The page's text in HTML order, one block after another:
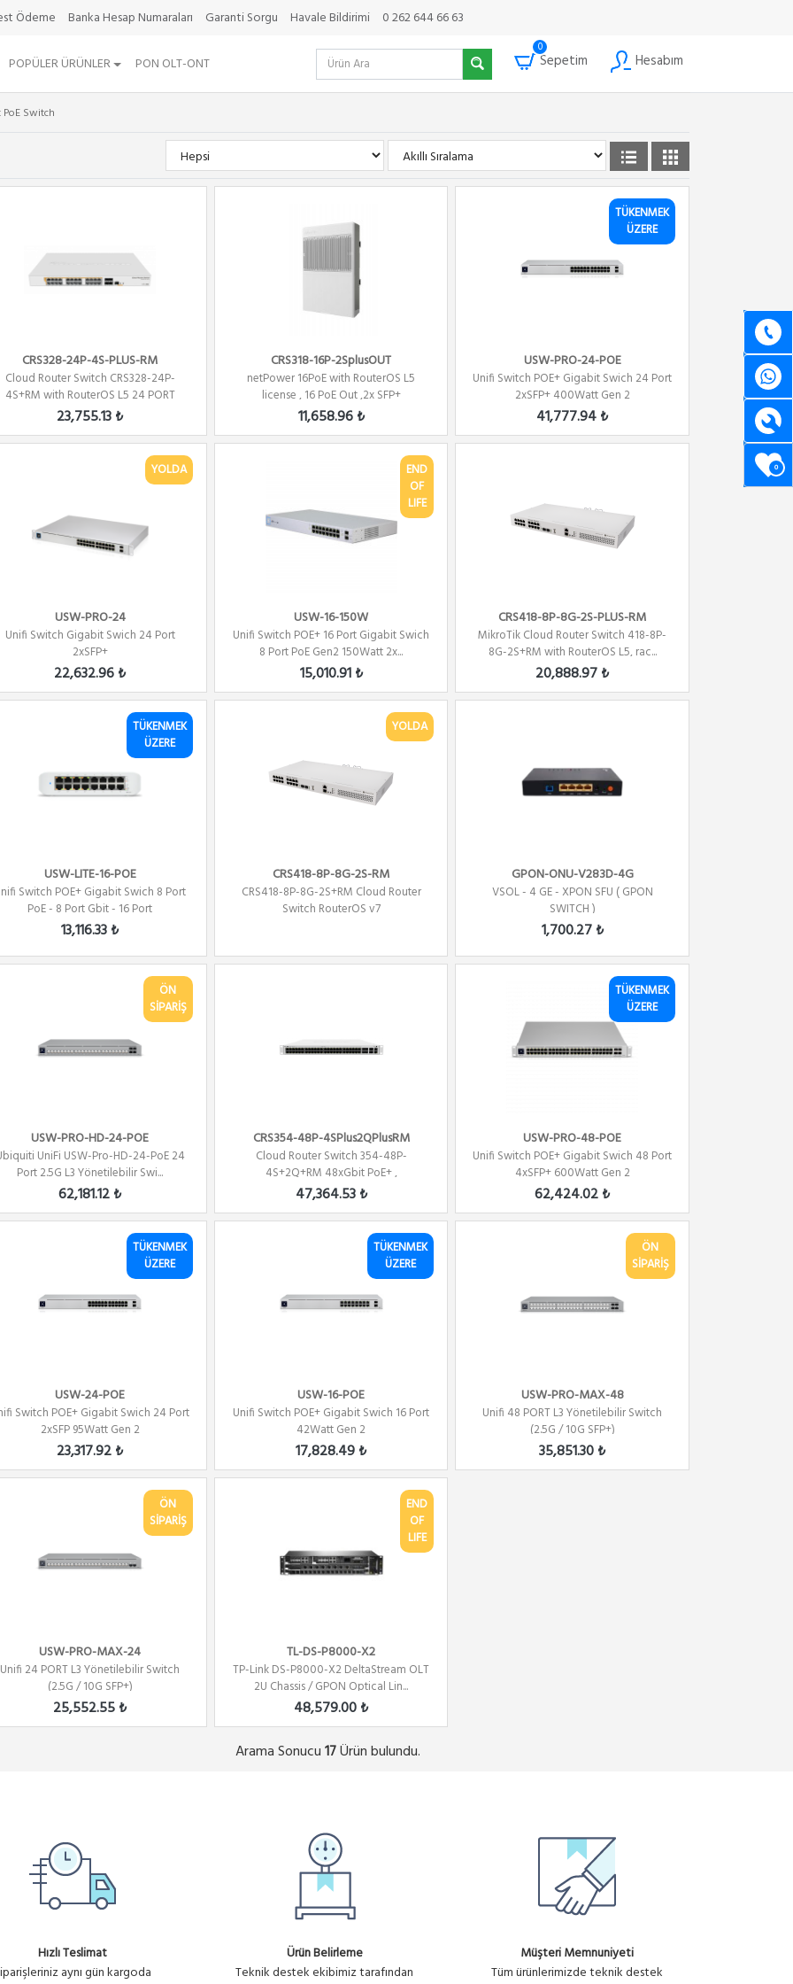
Ödeme Banka Hesap Numaraları Garanti Sorgu Havale Bildirimi 0 262 644 66 63
POPÜLER ÜRÜNLER PON OLT-ONT
0
Sepetim Hesabım
0
Switch
CRS328-24P-4S-PLUS-RM
Cloud Router Switch CRS328-24P-
4S+RM with RouterOS L5 24 PORT
480W...
23,755.13 ₺
CRS318-16P-2SplusOUT
netPower 16PoE with RouterOS L5
license , 16 PoE Out ,2x SFP+
11,658.96 ₺
TÜKENMEK
ÜZERE
USW-PRO-24-POE
Unifi Switch POE+ Gigabit Swich 24 Port
2xSFP+ 400Watt Gen 2
41,777.94 ₺
YOLDA
USW-PRO-24
Unifi Switch Gigabit Swich 24 Port
2xSFP+
22,632.96 ₺
END
OF
LIFE
USW-16-150W
Unifi Switch POE+ 16 Port Gigabit Swich
8 Port PoE Gen2 150Watt 2x...
15,010.91 ₺
CRS418-8P-8G-2S-PLUS-RM
MikroTik Cloud Router Switch 418-8P-
8G-2S+RM with RouterOS L5, rac...
20,888.97 ₺
TÜKENMEK
ÜZERE
USW-LITE-16-POE
Switch POE+ Gigabit Swich 8 Port
PoE - 8 Port Gbit - 16 Port
13,116.33 ₺
YOLDA
CRS418-8P-8G-2S-RM
CRS418-8P-8G-2S+RM Cloud Router
Switch RouterOS v7
GPON-ONU-V283D-4G
VSOL - 4 GE - XPON SFU ( GPON
SWITCH )
1,700.27 ₺
ÖN
SİPARİŞ
USW-PRO-HD-24-POE
UniFi USW-Pro-HD-24-PoE 24
Port 2.5G L3 Yönetilebilir Swi...
62,181.12 ₺
CRS354-48P-4SPlus2QPlusRM
Cloud Router Switch 354-48P-
4S+2Q+RM 48xGbit PoE+ ,
4xSFP+,2Qsfp+ ...
47,364.53 ₺
TÜKENMEK
ÜZERE
USW-PRO-48-POE
Unifi Switch POE+ Gigabit Swich 48 Port
4xSFP+ 600Watt Gen 2
62,424.02 ₺
TÜKENMEK
ÜZERE
USW-24-POE
Switch POE+ Gigabit Swich 24 Port
2xSFP 95Watt Gen 2
23,317.92 ₺
TÜKENMEK
ÜZERE
USW-16-POE
Unifi Switch POE+ Gigabit Swich 16 Port
42Watt Gen 2
17,828.49 ₺
ÖN
SİPARİŞ
USW-PRO-MAX-48
Unifi 48 PORT L3 Yönetilebilir Switch
(2.5G / 10G SFP+)
35,851.30 ₺
ÖN
SİPARİŞ
USW-PRO-MAX-24
Unifi 24 PORT L3 Yönetilebilir Switch
(2.5G / 10G SFP+)
25,552.55 ₺
END
OF
LIFE
TL-DS-P8000-X2
TP-Link DS-P8000-X2 DeltaStream OLT
2U Chassis / GPON Optical Lin...
48,579.00 ₺
Arama Sonucu 17Ürün bulundu.
Hızlı Teslimat
aynı gün kargoda
Ürün Belirleme
Teknik destek ekibimiz tarafından
Müşteri Memnuniyeti
Tüm ürünlerimizde teknik destek